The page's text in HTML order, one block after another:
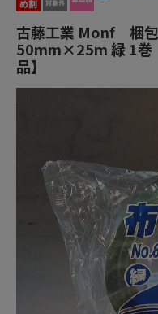
古藤工業 Monf 梱
50mm×25m 緑 1巻
品】